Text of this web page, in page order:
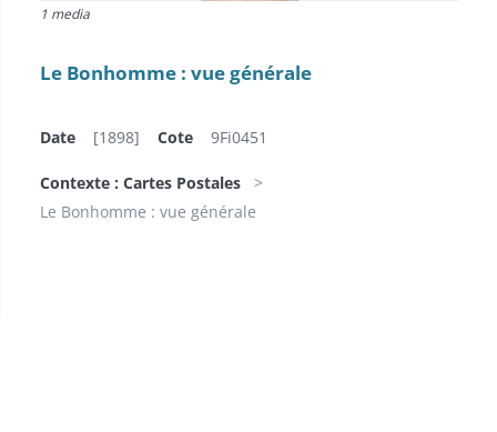
1 media
Le Bonhomme : vue générale
Date [1898] Cote 9Fi0451
Contexte : Cartes Postales
Le Bonhomme : vue générale